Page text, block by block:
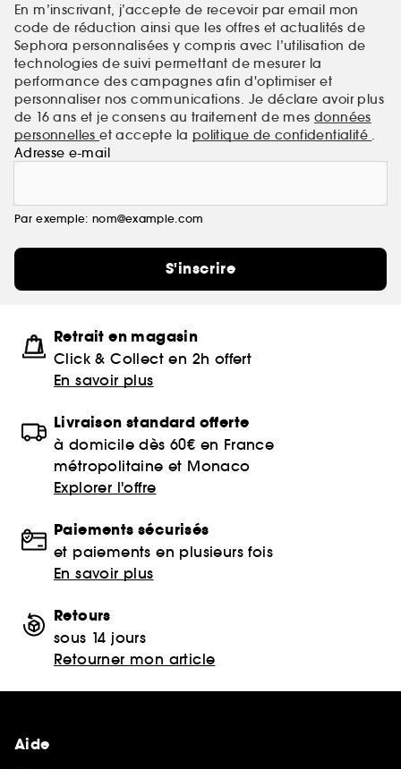
En m’inscrivant, j’accepte de recevoir par email mon
code de réduction ainsi que les offres et actualités de
Sephora personnalisées y compris avec l’utilisation de
technologies de suivi permettant de mesurer la
performance des campagnes afin d'optimiser et
personnaliser nos communications. Je déclare avoir plus
de 16 ans et je consens au traitement de mes données
personnelleset accepte la politique de confidentialité .
Adresse e-mail
Par exemple: nom@example.com
S'inscrire
Retrait en magasin
Click & Collect en 2h offert
En savoir plus
Livraison standard offerte
à domicile dès 60€ en France
métropolitaine et Monaco
Explorer l'offre
Paiements sécurisés
et paiements en plusieurs fois
En savoir plus
Retours
sous 14 jours
Retourner mon article
Aide